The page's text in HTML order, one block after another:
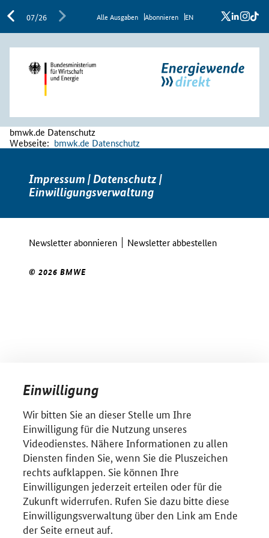
07/26 Al­le Aus­ga­ben Abon­nie­ren EN x
bmwk.de Datenschutz
Webseite: bmwk.de Datenschutz
Impressum |Datenschutz|
Einwilligungsverwaltung
Newsletter abonnieren Newsletter abbestellen
© 2026 BMWE
Einwilligung
Wir bitten Sie an dieser Stelle um Ihre
Einwilligung für die Nutzung unseres
Videodienstes. Nähere Informationen zu allen
Diensten finden Sie, wenn Sie die Pluszeichen
rechts aufklappen. Sie können Ihre
Einwilligungen jederzeit erteilen oder für die
Zukunft widerrufen. Rufen Sie dazu bitte diese
Einwilligungsverwaltung über den Link am Ende
der Seite erneut auf.